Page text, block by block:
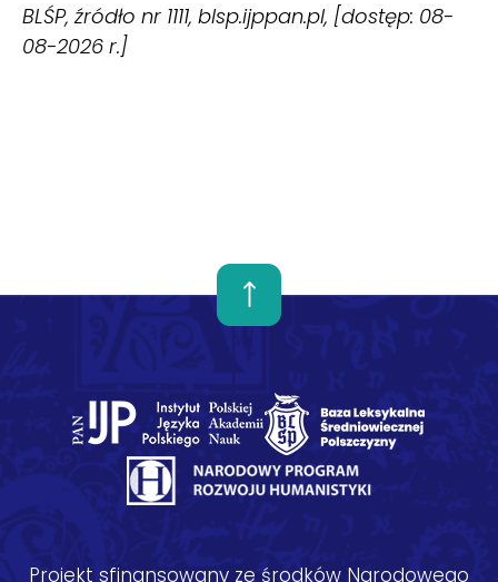
BLŚP, źródło nr 1111, blsp.ijppan.pl, [dostęp: 08-
08-2026 r.]
Projekt sfinansowany ze środków Narodowego